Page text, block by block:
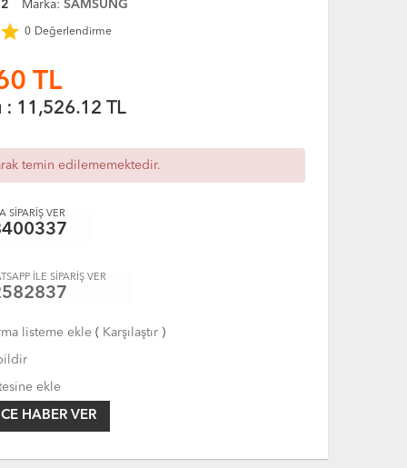
Marka: SAMSUNG
0 Değerlendirme
TL
: 11,526.12 TL
temin edilememektedir.
SİPARİŞ VER
İLE SİPARİŞ VER
listeme ekle( Karşılaştır)
ekle
HABER VER